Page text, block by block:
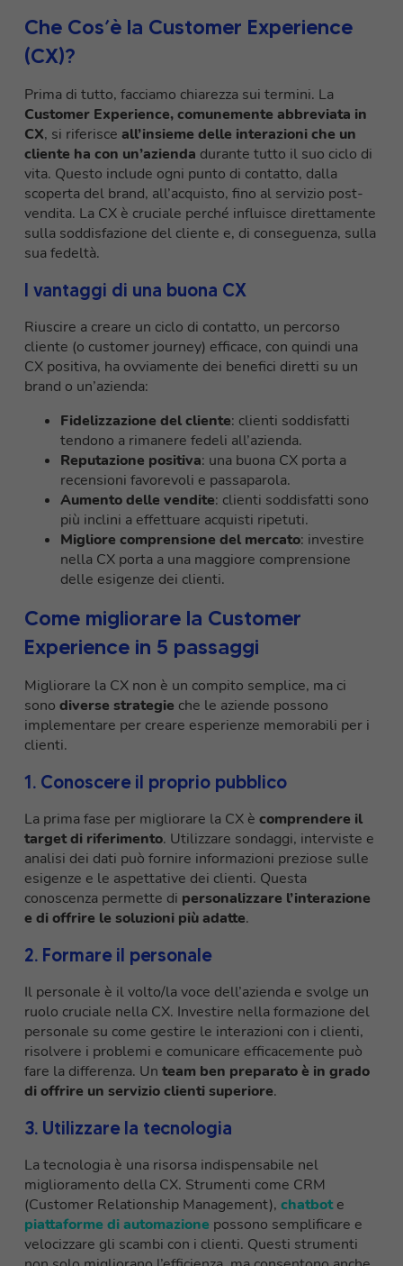
Che Cos’è la Customer Experience
(CX)?
Prima di tutto, facciamo chiarezza sui termini. La
Customer Experience, comunemente abbreviata in
CX, si riferisce all’insieme delle interazioni che un
cliente ha con un’azienda durante tutto il suo ciclo di
vita. Questo include ogni punto di contatto, dalla
scoperta del brand, all’acquisto, fino al servizio post-
vendita. La CX è cruciale perché influisce direttamente
sulla soddisfazione del cliente e, di conseguenza, sulla
sua fedeltà.
I vantaggi di una buona CX
Riuscire a creare un ciclo di contatto, un percorso
cliente (o customer journey) efficace, con quindi una
CX positiva, ha ovviamente dei benefici diretti su un
brand o un’azienda:
Fidelizzazione del cliente: clienti soddisfatti
tendono a rimanere fedeli all’azienda.
Reputazione positiva: una buona CX porta a
recensioni favorevoli e passaparola.
Aumento delle vendite: clienti soddisfatti sono
più inclini a effettuare acquisti ripetuti.
Migliore comprensione del mercato: investire
nella CX porta a una maggiore comprensione
delle esigenze dei clienti.
Come migliorare la Customer
Experience in 5 passaggi
Migliorare la CX non è un compito semplice, ma ci
sono diverse strategie che le aziende possono
implementare per creare esperienze memorabili per i
clienti.
1. Conoscere il proprio pubblico
La prima fase per migliorare la CX è comprendere il
target di riferimento. Utilizzare sondaggi, interviste e
analisi dei dati può fornire informazioni preziose sulle
esigenze e le aspettative dei clienti. Questa
conoscenza permette di personalizzare l’interazione
e di offrire le soluzioni più adatte.
2. Formare il personale
Il personale è il volto/la voce dell’azienda e svolge un
ruolo cruciale nella CX. Investire nella formazione del
personale su come gestire le interazioni con i clienti,
risolvere i problemi e comunicare efficacemente può
fare la differenza. Un team ben preparato è in grado
di offrire un servizio clienti superiore.
3. Utilizzare la tecnologia
La tecnologia è una risorsa indispensabile nel
miglioramento della CX. Strumenti come CRM
(Customer Relationship Management), chatbot e
piattaforme di automazione possono semplificare e
velocizzare gli scambi con i clienti. Questi strumenti